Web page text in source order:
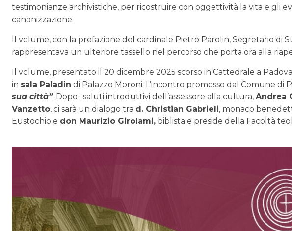
testimonianze archivistiche, per ricostruire con oggettività la vita e gli
canonizzazione.
Il volume, con la prefazione del cardinale Pietro Parolin, Segretario di
rappresentava un ulteriore tassello nel percorso che porta ora alla
Il volume, presentato il 20 dicembre 2025 scorso in Cattedrale a
in sala Paladin di Palazzo Moroni. L’incontro promosso dal Comune
sua città”. Dopo i saluti introduttivi dell’assessore alla cultura, Andrea
Vanzetto, ci sarà un dialogo tra d. Christian Gabrieli, monaco
Eustochio e don Maurizio Girolami, biblista e preside della Facoltà